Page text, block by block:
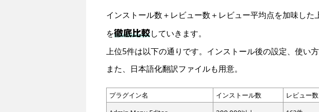
インストール数＋レビュー数＋レビュー平均点を加味した
を徹底比較していきます。
上位5件は以下の通りです。インストール後の設定、使い方
また、日本語化翻訳ファイルも用意。
プラグイン名 インストール数 レビュー数